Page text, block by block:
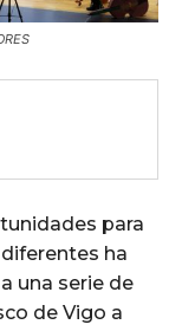
para
ha
una serie de
de Vigo a